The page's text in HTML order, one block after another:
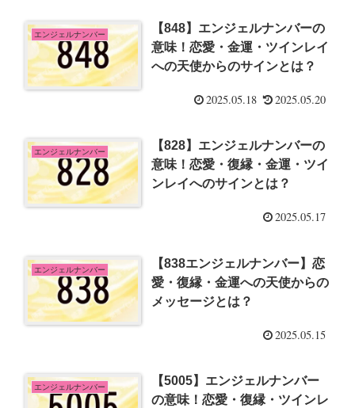
エンジェルナンバー
【848】エンジェルナンバーの
意味！恋愛・金運・ツインレイ
への天使からのサインとは？
2025.05.18 2025.05.20
エンジェルナンバー
【828】エンジェルナンバーの
意味！恋愛・復縁・金運・ツイ
ンレイへのサインとは？
2025.05.17
エンジェルナンバー
【838エンジェルナンバー】恋
愛・復縁・金運への天使からの
メッセージとは？
2025.05.15
エンジェルナンバー
【5005】エンジェルナンバー
の意味！恋愛・復縁・ツインレ